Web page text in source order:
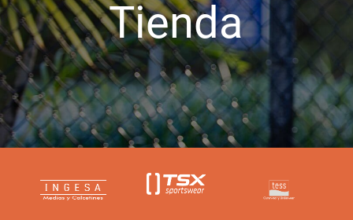
Tienda